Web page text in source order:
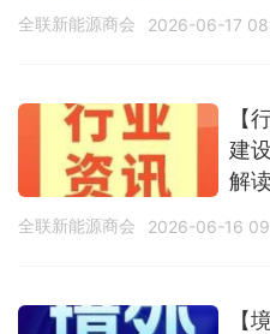
全联新能源商会 2026-06-17
【
建
解读
全联新能源商会 2026-06-16
【